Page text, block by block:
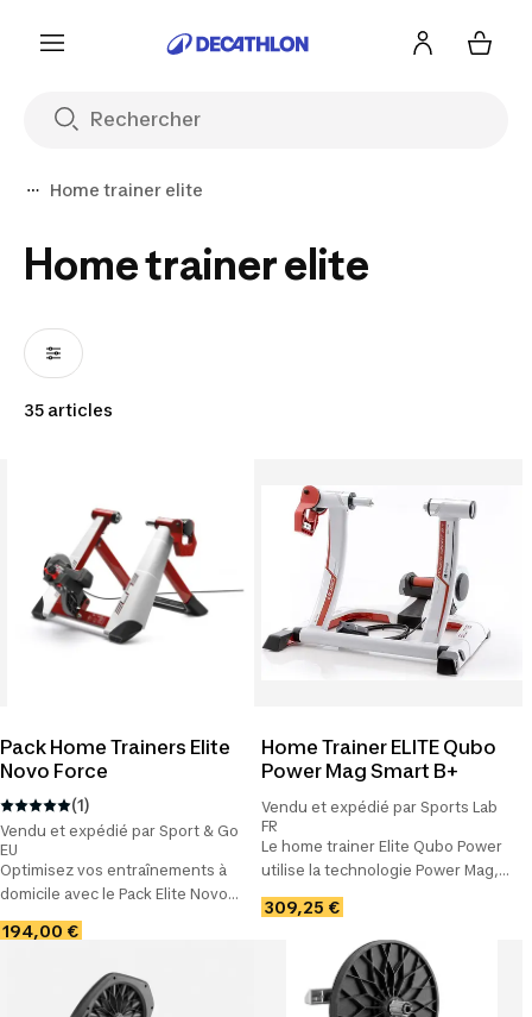
Home trainer elite
Home trainer elite
35 articles
Pack Home Trainers Elite
Novo Force
(1)
Vendu et expédié par Sport & Go
EU
Optimisez vos entraînements à
domicile avec le Pack Elite Novo
Force - conçu pour les cyclistes
professionnels en quête de
194,00 €
Home Trainer ELITE Qubo
Power Mag Smart B+
Vendu et expédié par Sports Lab
FR
Le home trainer Elite Qubo Power
utilise la technologie Power Mag,
la résistance magnétique utilisée
par les champions. Il s'agit d'une
unité de type magnétique
disposant de 8 niveaux pouvant
309,25 €